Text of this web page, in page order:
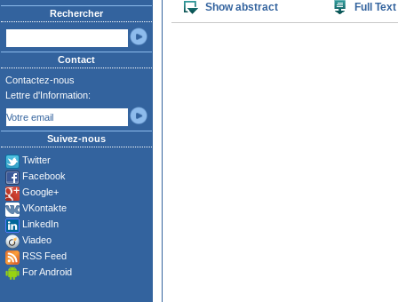
Rechercher
Contact
Contactez-nous
Lettre d'Information:
Suivez-nous
Twitter
Facebook
Google+
VKontakte
LinkedIn
Viadeo
RSS Feed
For Android
Show abstract
Full Text